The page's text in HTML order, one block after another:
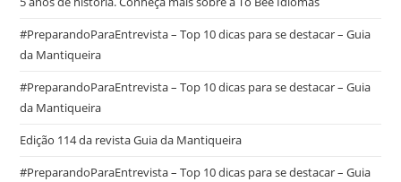
#PreparandoParaEntrevista – Top 10 dicas para se destacar – Guia
da Mantiqueira
#PreparandoParaEntrevista – Top 10 dicas para se destacar – Guia
da Mantiqueira
Edição 114 da revista Guia da Mantiqueira
#PreparandoParaEntrevista – Top 10 dicas para se destacar – Guia